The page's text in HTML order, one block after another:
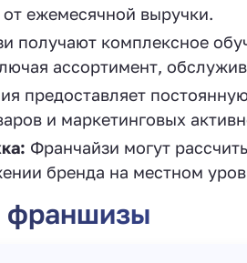
ежемесячной выручки.
получают комплексное
ассортимент,
предоставляет
и маркетинговых
Франчайзи могут
бренда на местном
франшизы